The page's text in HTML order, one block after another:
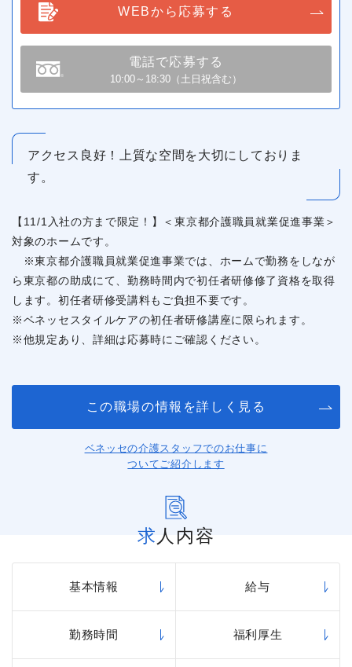
WEBから応募する
電話で応募する
10:00～18:30（土日祝含む）
アクセス良好！上質な空間を大切にしておりま
す。
【11/1入社の方まで限定！】＜東京都介護職員就業促進事業＞
対象のホームです。
※東京都介護職員就業促進事業では、ホームで勤務をしなが
ら東京都の助成にて、勤務時間内で初任者研修修了資格を取得
します。初任者研修受講料もご負担不要です。
※ベネッセスタイルケアの初任者研修講座に限られます。
※他規定あり、詳細は応募時にご確認ください。
この職場の情報を詳しく見る
ベネッセの介護スタッフでのお仕事に
ついてご紹介します
求人内容
基本情報 給与
勤務時間 福利厚生